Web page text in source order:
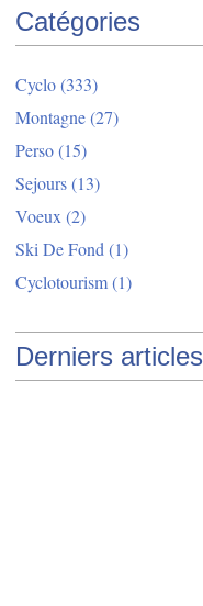
Catégories
Cyclo(333)
Montagne(27)
Perso(15)
Sejours(13)
Voeux (2)
Ski De Fond (1)
Cyclotourism(1)
Derniers articles